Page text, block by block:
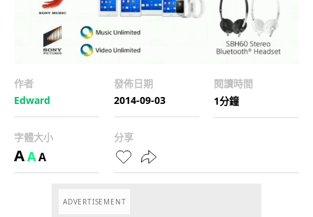
作者
Edward
發佈日期
2014-09-03
閱讀時間
1分鐘
字體大小
AAA
分享
ADVERTISEMENT